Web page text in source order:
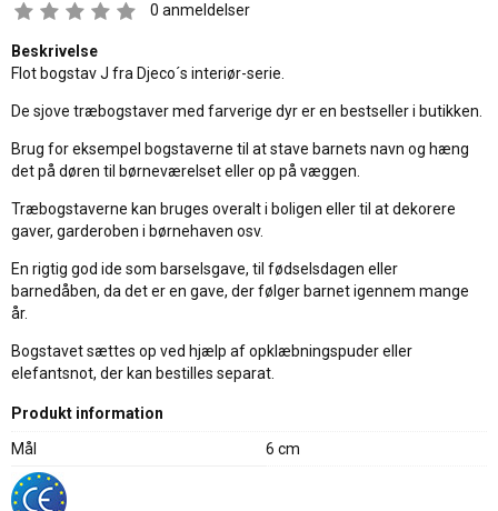
0 anmeldelser
Beskrivelse
Flot bogstav J fra Djeco´s interiør-serie.
De sjove træbogstaver med farverige dyr er en bestseller i butikken.
Brug for eksempel bogstaverne til at stave barnets navn og hæng
det på døren til børneværelset eller op på væggen.
Træbogstaverne kan bruges overalt i boligen eller til at dekorere
gaver, garderoben i børnehaven osv.
En rigtig god ide som barselsgave, til fødselsdagen eller
barnedåben, da det er en gave, der følger barnet igennem mange
år.
Bogstavet sættes op ved hjælp af opklæbningspuder eller
elefantsnot, der kan bestilles separat.
Produkt information
Mål
6 cm